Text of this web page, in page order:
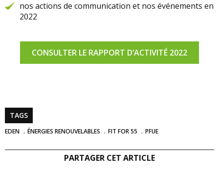
nos actions de communication et nos événements en
2022
CONSULTER LE RAPPORT D’ACTIVITÉ 2022
TAGS
EDEN ÉNERGIES RENOUVELABLES FIT FOR 55 PFUE
PARTAGER CET ARTICLE